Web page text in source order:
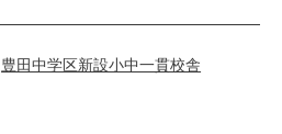
豊田中学区新設小中一貫校舎